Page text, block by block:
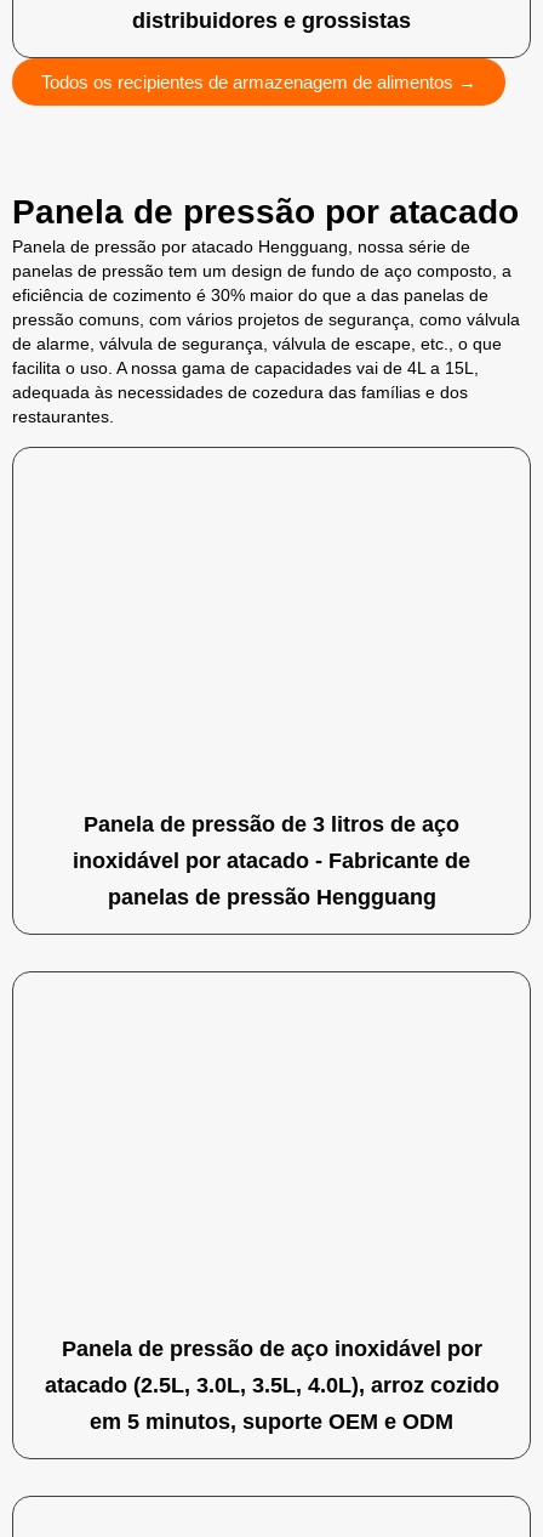
distribuidores e grossistas
Todos os recipientes de armazenagem de alimentos →
Panela de pressão por atacado
Panela de pressão por atacado Hengguang, nossa série de
panelas de pressão tem um design de fundo de aço composto, a
eficiência de cozimento é 30% maior do que a das panelas de
pressão comuns, com vários projetos de segurança, como válvula
de alarme, válvula de segurança, válvula de escape, etc., o que
facilita o uso. A nossa gama de capacidades vai de 4L a 15L,
adequada às necessidades de cozedura das famílias e dos
restaurantes.
Panela de pressão de 3 litros de aço
inoxidável por atacado - Fabricante de
panelas de pressão Hengguang
Panela de pressão de aço inoxidável por
atacado (2.5L, 3.0L, 3.5L, 4.0L), arroz cozido
em 5 minutos, suporte OEM e ODM